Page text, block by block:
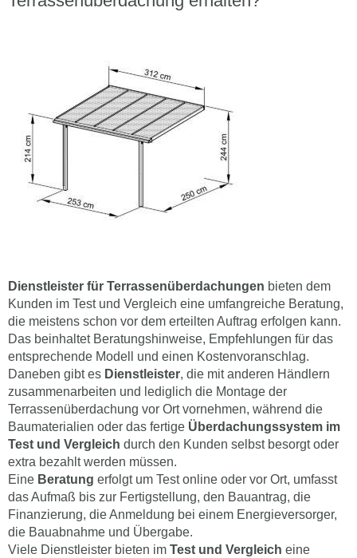
Dienstleister für Terrassenüberdachungen bieten dem
Kunden im Test und Vergleich eine umfangreiche Beratung,
die meistens schon vor dem erteilten Auftrag erfolgen kann.
Das beinhaltet Beratungshinweise, Empfehlungen für das
entsprechende Modell und einen Kostenvoranschlag.
Daneben gibt es Dienstleister, die mit anderen Händlern
zusammenarbeiten und lediglich die Montage der
Terrassenüberdachung vor Ort vornehmen, während die
Baumaterialien oder das fertige Überdachungssystem im
Test und Vergleich durch den Kunden selbst besorgt oder
extra bezahlt werden müssen.
Eine Beratung erfolgt um Test online oder vor Ort, umfasst
das Aufmaß bis zur Fertigstellung, den Bauantrag, die
Finanzierung, die Anmeldung bei einem Energieversorger,
die Bauabnahme und Übergabe.
Viele Dienstleister bieten im Test und Vergleich eine